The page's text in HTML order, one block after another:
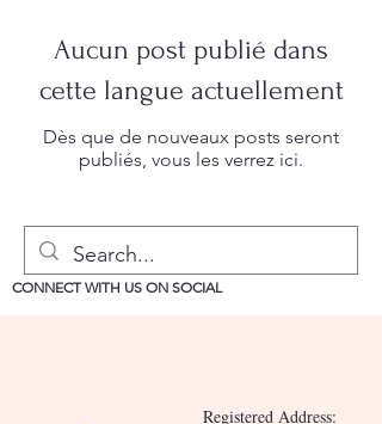
Aucun post publié dans
cette langue actuellement
Dès que de nouveaux posts seront
publiés, vous les verrez ici.
CONNECT WITH US ON SOCIAL
Registered Address: